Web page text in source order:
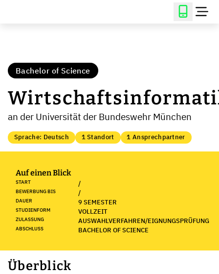
Bachelor of Science
an der Universität der Bundeswehr München
Sprache: Deutsch 1 Standort 1 Ansprechpartner
Auf einen Blick
START /
BEWERBUNG BIS /
DAUER 9 SEMESTER
STUDIENFORM VOLLZEIT
ZULASSUNG AUSWAHLVERFAHREN/EIGNUNGSPRÜFUNG
ABSCHLUSS BACHELOR OF SCIENCE
Überblick